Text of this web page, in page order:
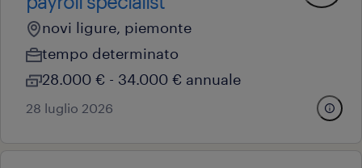
novi ligure, piemonte
tempo determinato
28.000 € - 34.000 € annuale
28 luglio 2026